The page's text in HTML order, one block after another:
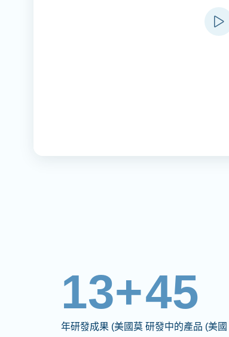
13+
年研發成果 (美國莫
45
研發中的產品 (美國